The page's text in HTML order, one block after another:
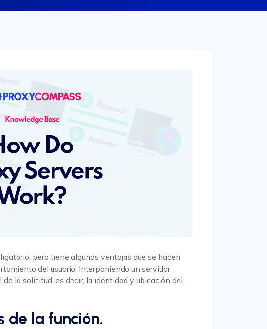
pero tiene algunas ventajas que se hacen
del usuario. Interponiendo un servidor
la solicitud, es decir, la identidad y ubicación del
de la función.